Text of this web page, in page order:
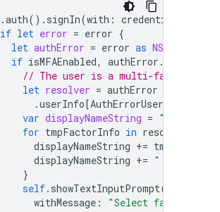
.auth(). signIn(with : credential
if let error = error {
let authError = error as NSError
if isMFAEnabled, authError .
// The user is a multi-factor
let resolver = authError
.userInfo[
var displayNameString = ""
for tmpFactorInfo in resolver
displayNameString +=
displayNameString += " "
}
self. showTextInputPrompt(
withMessage :
"Select factor to